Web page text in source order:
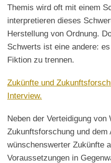
Themis wird oft mit einem
interpretieren dieses
Herstellung von Ordnung.
Schwerts ist eine andere:
Fiktion zu trennen.
Zukünfte und
Interview.
Neben der Verteidigung
Zukunftsforschung und
wünschenswerter Zukünfte
Voraussetzungen in